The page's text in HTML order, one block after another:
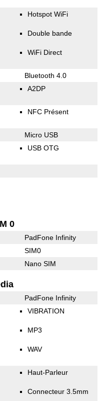
Hotspot WiFi
Double bande
WiFi Direct
Bluetooth 4.0
A2DP
NFC Présent
Micro USB
USB OTG
0
PadFone Infinity
SIM0
Nano SIM
PadFone Infinity
VIBRATION
MP3
WAV
Haut-Parleur
Connecteur 3.5mm